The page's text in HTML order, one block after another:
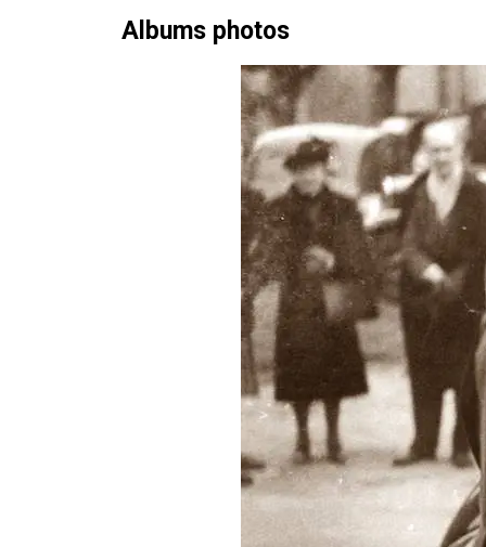
Albums photos